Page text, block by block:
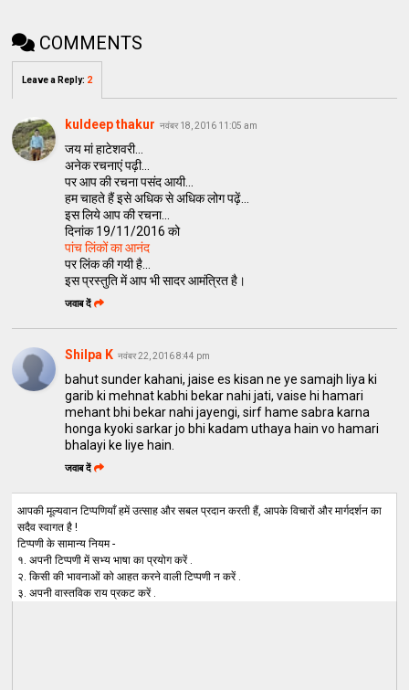
COMMENTS
Leave a Reply: 2
kuldeep thakur नवंबर 18, 2016 11:05 am
जय मां हाटेशवरी...
अनेक रचनाएं पढ़ी...
पर आप की रचना पसंद आयी...
हम चाहते हैं इसे अधिक से अधिक लोग पढ़ें...
इस लिये आप की रचना...
दिनांक 19/11/2016 को
पांच लिंकों का आनंद
पर लिंक की गयी है...
इस प्रस्तुति में आप भी सादर आमंत्रित है।
जवाब दें
Shilpa K नवंबर 22, 2016 8:44 pm
bahut sunder kahani, jaise es kisan ne ye samajh liya ki
garib ki mehnat kabhi bekar nahi jati, vaise hi hamari
mehant bhi bekar nahi jayengi, sirf hame sabra karna
honga kyoki sarkar jo bhi kadam uthaya hain vo hamari
bhalayi ke liye hain.
जवाब दें
आपकी मूल्यवान टिप्पणियाँ हमें उत्साह और सबल प्रदान करती हैं, आपके विचारों और मार्गदर्शन का
सदैव स्वागत है !
टिप्पणी के सामान्य नियम -
१. अपनी टिप्पणी में सभ्य भाषा का प्रयोग करें .
२. किसी की भावनाओं को आहत करने वाली टिप्पणी न करें .
३. अपनी वास्तविक राय प्रकट करें .